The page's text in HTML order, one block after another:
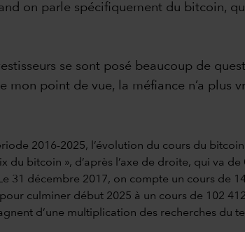
on parle spécifiquement du bitcoin,
se sont posé beaucoup de
mon point de vue, la méfiance n’a plus